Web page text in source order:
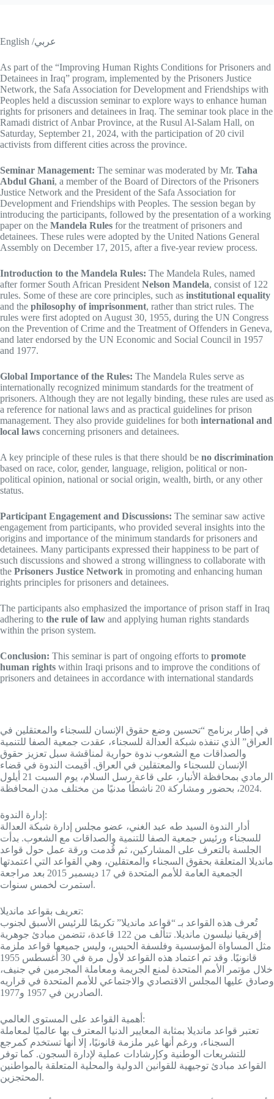
English /عربي
As part of the “Improving Human Rights Conditions for Prisoners and
Detainees in Iraq” program, implemented by the Prisoners Justice
Network, the Safa Association for Development and Friendships with
Peoples held a discussion seminar to explore ways to enhance human
rights for prisoners and detainees in Iraq. The seminar took place in the
Ramadi district of Anbar Province, at the Rusul Al-Salam Hall, on
Saturday, September 21, 2024, with the participation of 20 civil
activists from different cities across the province.
Seminar Management: The seminar was moderated by Mr. Taha
Abdul Ghani, a member of the Board of Directors of the Prisoners
Justice Network and the President of the Safa Association for
Development and Friendships with Peoples. The session began by
introducing the participants, followed by the presentation of a working
paper on the Mandela Rules for the treatment of prisoners and
detainees. These rules were adopted by the United Nations General
Assembly on December 17, 2015, after a five-year review process.
Introduction to the Mandela Rules: The Mandela Rules, named
after former South African President Nelson Mandela, consist of 122
rules. Some of these are core principles, such as institutional equality
and the philosophy of imprisonment, rather than strict rules. The
rules were first adopted on August 30, 1955, during the UN Congress
on the Prevention of Crime and the Treatment of Offenders in Geneva,
and later endorsed by the UN Economic and Social Council in 1957
and 1977.
Global Importance of the Rules: The Mandela Rules serve as
internationally recognized minimum standards for the treatment of
prisoners. Although they are not legally binding, these rules are used as
a reference for national laws and as practical guidelines for prison
management. They also provide guidelines for both international and
local laws concerning prisoners and detainees.
A key principle of these rules is that there should be no discrimination
based on race, color, gender, language, religion, political or non-
political opinion, national or social origin, wealth, birth, or any other
status.
Participant Engagement and Discussions: The seminar saw active
engagement from participants, who provided several insights into the
origins and importance of the minimum standards for prisoners and
detainees. Many participants expressed their happiness to be part of
such discussions and showed a strong willingness to collaborate with
the Prisoners Justice Network in promoting and enhancing human
rights principles for prisoners and detainees.
The participants also emphasized the importance of prison staff in Iraq
adhering to the rule of law and applying human rights standards
within the prison system.
Conclusion: This seminar is part of ongoing efforts to promote
human rights within Iraqi prisons and to improve the conditions of
prisoners and detainees in accordance with international standards
في إطار برنامج “تحسين وضع حقوق الإنسان للسجناء والمعتقلين في
العراق” الذي تنفذه شبكة العدالة للسجناء، عقدت جمعية الصفا للتنمية
والصداقات مع الشعوب ندوة حوارية لمناقشة سبل تعزيز حقوق
الإنسان للسجناء والمعتقلين في العراق. أقيمت الندوة في قضاء
الرمادي بمحافظة الأنبار، على قاعة رسل السلام، يوم السبت 21 أيلول
2024، بحضور ومشاركة 20 ناشطًا مدنيًا من مختلف مدن المحافظة.
إدارة الندوة:
أدار الندوة السيد طه عبد الغني، عضو مجلس إدارة شبكة العدالة
للسجناء ورئيس جمعية الصفا للتنمية والصداقات مع الشعوب. بدأت
الجلسة بالتعرف على المشاركين، ثم قُدمت ورقة عمل حول قواعد
مانديلا المتعلقة بحقوق السجناء والمعتقلين، وهي القواعد التي اعتمدتها
الجمعية العامة للأمم المتحدة في 17 ديسمبر 2015 بعد مراجعة
استمرت لخمس سنوات.
تعريف بقواعد مانديلا:
تُعرف هذه القواعد بـ “قواعد مانديلا” تكريمًا للرئيس الأسبق لجنوب
إفريقيا نيلسون مانديلا. تتألف من 122 قاعدة، تتضمن مبادئ جوهرية
مثل المساواة المؤسسية وفلسفة الحبس، وليس جميعها قواعد ملزمة
قانونيًا. وقد تم اعتماد هذه القواعد لأول مرة في 30 أغسطس 1955
خلال مؤتمر الأمم المتحدة لمنع الجريمة ومعاملة المجرمين في جنيف،
وصادق عليها المجلس الاقتصادي والاجتماعي للأمم المتحدة في قراريه
الصادرين في 1957 و1977.
أهمية القواعد على المستوى العالمي:
تعتبر قواعد مانديلا بمثابة المعايير الدنيا المعترف بها عالميًا لمعاملة
السجناء، ورغم أنها غير ملزمة قانونيًا، إلا أنها تستخدم كمرجع
للتشريعات الوطنية وكإرشادات عملية لإدارة السجون. كما توفر
القواعد مبادئ توجيهية للقوانين الدولية والمحلية المتعلقة بالمواطنين
المحتجزين.